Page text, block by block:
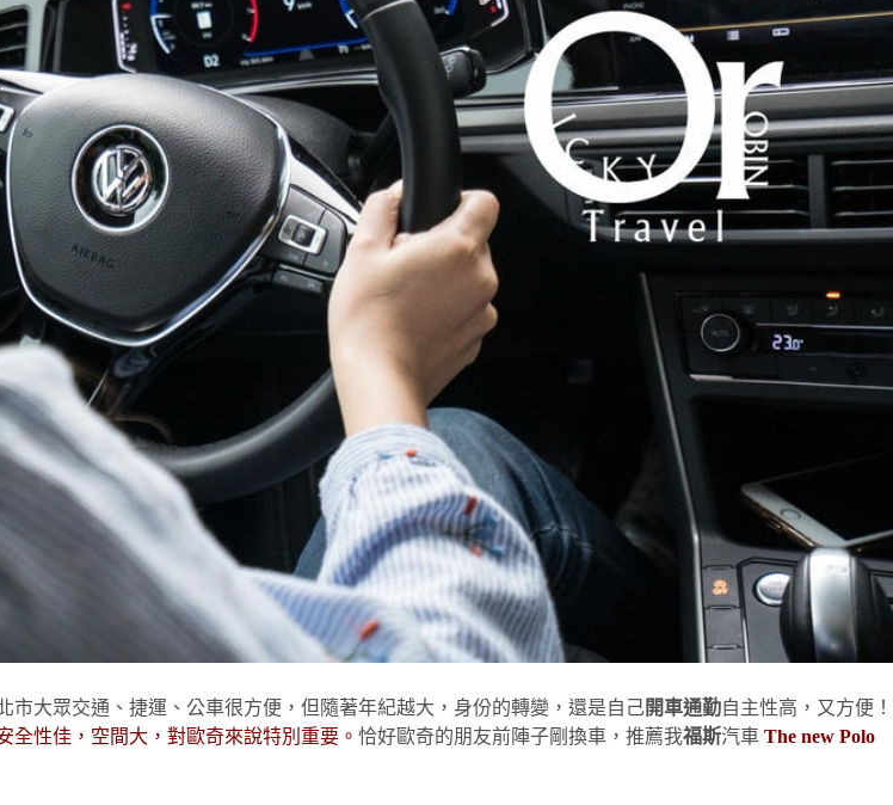
大眾交通、捷運、公車很方便，但隨著年紀越大，身份的轉變，還是自己開車通勤自主性高，又方便！
全性佳，空間大，對歐奇來說特別重要。 恰好歐奇的朋友前陣子剛換車，推薦我福斯汽車 The new Polo